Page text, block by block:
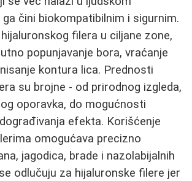
čini biokompatibilnim i sigurnim.
filera u ciljane zone,
popunjavanje bora, vraćanje
kontura lica. Prednosti
su brojne - od prirodnog izgleda,
oporavka, do mogućnosti
efekta. Korišćenje
omogućava precizno
jagodica, brade i nazolabijalnih
odlučuju za hijaluronske filere jer